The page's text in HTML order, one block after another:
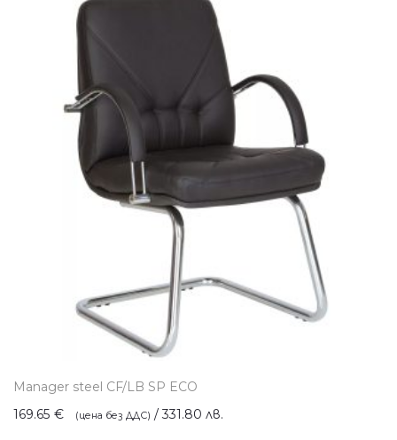
Manager steel CF/LB SP ECO
169.65 € / 331.80 лв.